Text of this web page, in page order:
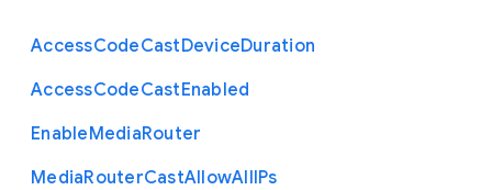
AccessCodeCastDeviceDuration
AccessCodeCastEnabled
EnableMediaRouter
MediaRouterCastAllowAllIPs